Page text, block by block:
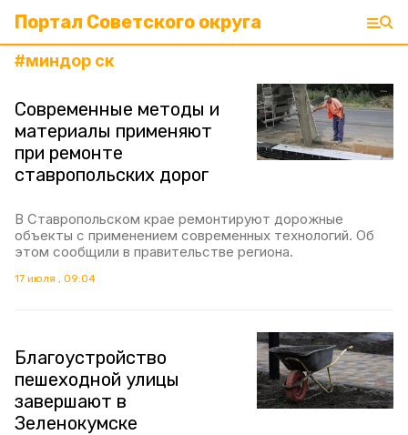
Портал Советского округа
#миндор ск
Современные методы и
материалы применяют
при ремонте
ставропольских дорог
В Ставропольском крае ремонтируют дорожные
объекты с применением современных технологий. Об
этом сообщили в правительстве региона.
17 июля , 09:04
Благоустройство
пешеходной улицы
завершают в
Зеленокумске